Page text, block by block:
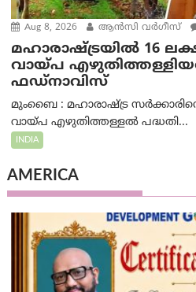
Aug 8, 2026 ആന്‍സി വര്‍ഗീസ്
മഹാരാഷ്ട്രയിൽ 16
വായ്പ
ഫഡ്‌നാവിസ്
മുംബൈ : മഹാരാഷ്ട്ര
വായ്പ എഴുതിത്തള്ളൽ പദ്ധതി...
INDIA
AMERICA